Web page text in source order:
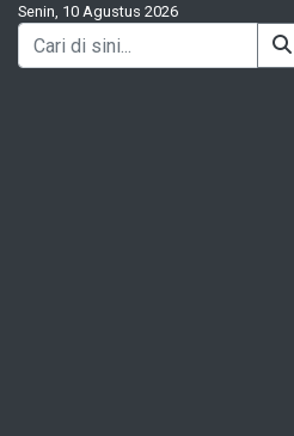
Senin, 10 Agustus 2026